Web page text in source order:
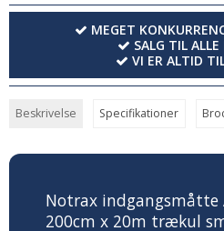
MEGET
SALG TIL
VI ER ALTID
Beskrivelse Specifikationer
Notrax indgangsmåtte
200cm x 20m trækul